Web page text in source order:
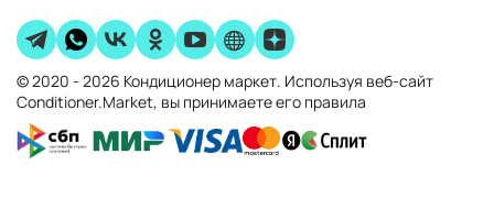
© 2020 - 2026 Кондиционер маркет. Используя веб-сайт
Conditioner.Market, вы принимаете его правила